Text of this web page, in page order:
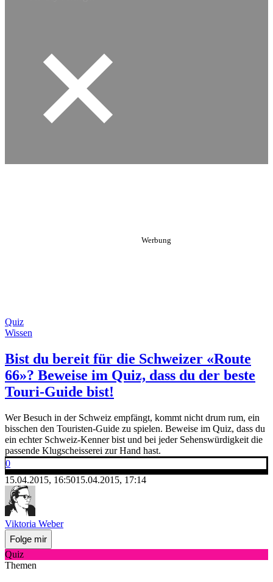
Quiz
Wissen
Bist du bereit für die Schweizer «Route
66»? Beweise im Quiz, dass du der beste
Touri-Guide bist!
Wer Besuch in der Schweiz empfängt, kommt nicht drum rum, ein
bisschen den Touristen-Guide zu spielen. Beweise im Quiz, dass du
ein echter Schweiz-Kenner bist und bei jeder Sehenswürdigkeit die
passende Klugscheisserei zur Hand hast.
0
15.04.2015, 16:5015.04.2015, 17:14
Viktoria Weber
Folge mir
Quiz
Themen